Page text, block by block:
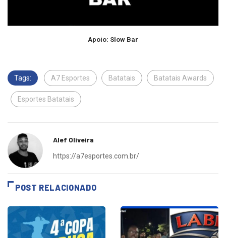
Apoio: Slow Bar
Tags: A7 Esportes Batatais Batatais Awards
Esportes Batatais
Alef Oliveira
https://a7esportes.com.br/
POST RELACIONADO